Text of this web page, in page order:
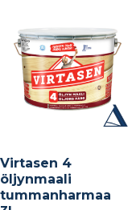
Virtasen 4
öljynmaali
tummanharmaa